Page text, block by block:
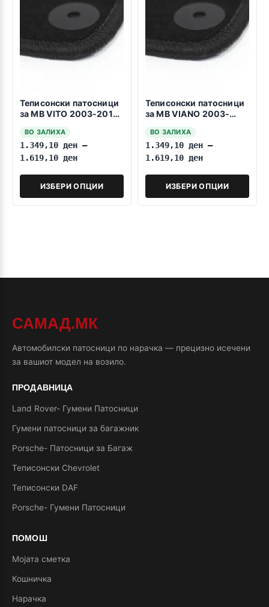
Теписонски патосници
за MB VITO 2003-2014
ВО ЗАЛИХА
1.349,10 ден –
1.619,10 ден
ИЗБЕРИ ОПЦИИ
Теписонски патосници
за MB VIANO 2003-
ВО ЗАЛИХА
1.349,10 ден –
1.619,10 ден
ИЗБЕРИ ОПЦИИ
САМАД.МК
Автомобилски патосници по нарачка — прецизно исечени
за вашиот модел на возило.
ПРОДАВНИЦА
Land Rover- Гумени Патосници
Гумени патосници за багажник
Porsche- Патосници за Багаж
Теписонски Chevrolet
Теписонски DAF
Porsche- Гумени Патосници
ПОМОШ
Мојата сметка
Кошничка
Нарачка